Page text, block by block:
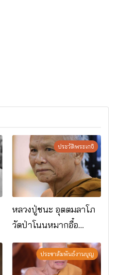
ประวัติพระเกจิ
หลวงปู่ชนะ อุตตมลาโภ
วัดป่าโนนหมากอื๋อ
อ.เมือง จ.มหาสารคาม
ประชาสัมพันธ์งานบุญ